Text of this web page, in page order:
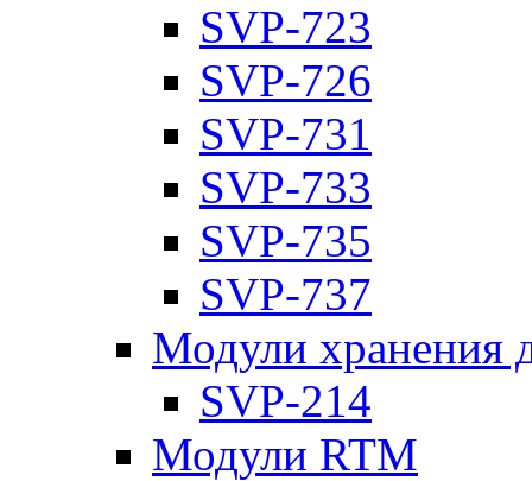
SVP-723
SVP-726
SVP-731
SVP-733
SVP-735
SVP-737
Модули хранения
SVP-214
Модули RTM